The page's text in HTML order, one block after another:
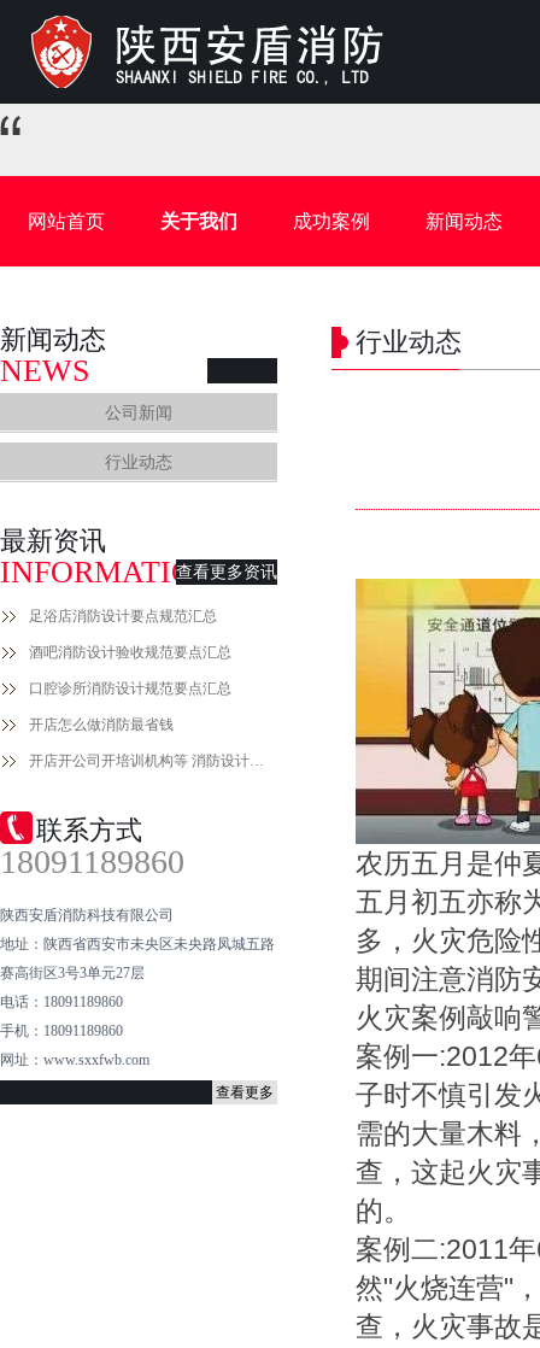
网站首页 关于我们 成功案例 新闻动态
新闻动态
NEWS
公司新闻
行业动态
最新资讯
INFORMATION查看更多资讯
足浴店消防设计要点规范汇总
酒吧消防设计验收规范要点汇总
口腔诊所消防设计规范要点汇总
开店怎么做消防最省钱
开店开公司开培训机构等 消防设计备案手续流程
联系方式
18091189860
陕西安盾消防科技有限公司
地址：陕西省西安市未央区未央路凤城五路
赛高街区3号3单元27层
电话：18091189860
手机：18091189860
网址：www.sxxfwb.com
查看更多
行业动态
农历五月是仲
五月初五亦称
多，火灾危险
期间注意消防
火灾案例敲响
案例一:2012
子时不慎引发
需的大量木料
查，这起火灾
的。
案例二:2011
然"火烧连营"
查，火灾事故